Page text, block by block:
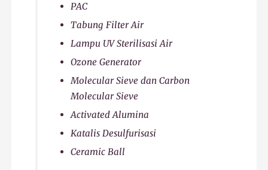
PAC
Tabung Filter Air
Lampu UV Sterilisasi Air
Ozone Generator
Molecular Sieve dan Carbon
Molecular Sieve
Activated Alumina
Katalis Desulfurisasi
Ceramic Ball